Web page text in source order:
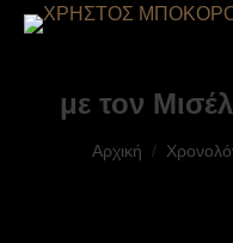
με τον
You are here:
Αρχική